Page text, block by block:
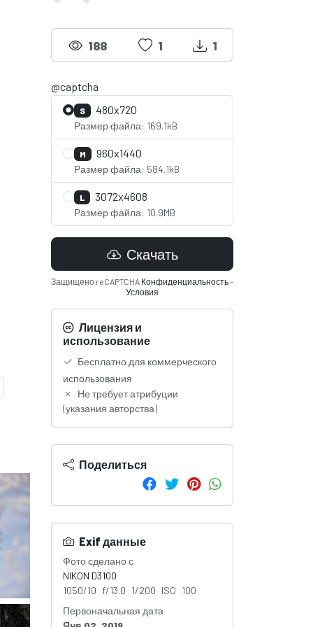
188 1 1
@captcha
S 480x720
Размер файла: 169.1kB
M 960x1440
Размер файла: 584.1kB
L 3072x4608
Размер файла: 10.9MB
Скачать
Защищено reCAPTCHA Конфиденциальность-
Условия
Лицензия и
использование
Бесплатно для коммерческого
использования
Не требует атрибуции
(указания авторства)
Поделиться
Exif данные
Фото сделано с
NIKON D3100
1050/10 f/13.0 1/200 ISO 100
Первоначальная дата